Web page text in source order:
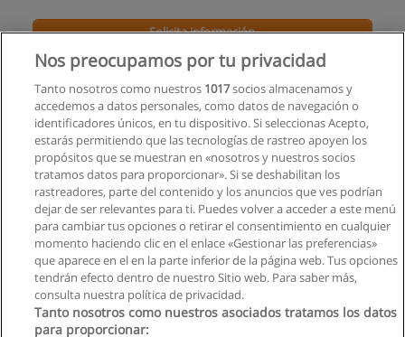
Solicita información
Maestría en Estudios Socioambientales
Facultad Latinoamericana de Ciencias Sociales Sede Ecuador
Solicita información
Maestría en Gobernanza Energética
Facultad Latinoamericana de Ciencias Sociales Sede Ecuador
Solicita información
Nos preocupamos por tu privacidad
Tanto nosotros como nuestros 1017socios almacenamos y
accedemos a datos personales, como datos de navegación o
identificadores únicos, en tu dispositivo. Si seleccionas Acepto,
estarás permitiendo que las tecnologías de rastreo apoyen los
propósitos que se muestran en «nosotros y nuestros socios
tratamos datos para proporcionar». Si se deshabilitan los
rastreadores, parte del contenido y los anuncios que ves podrían
dejar de ser relevantes para ti. Puedes volver a acceder a este menú
para cambiar tus opciones o retirar el consentimiento en cualquier
momento haciendo clic en el enlace «Gestionar las preferencias»
que aparece en el en la parte inferior de la página web. Tus opciones
tendrán efecto dentro de nuestro Sitio web. Para saber más,
consulta nuestra política de privacidad.
Tanto nosotros como nuestros asociados tratamos los datos
para proporcionar: